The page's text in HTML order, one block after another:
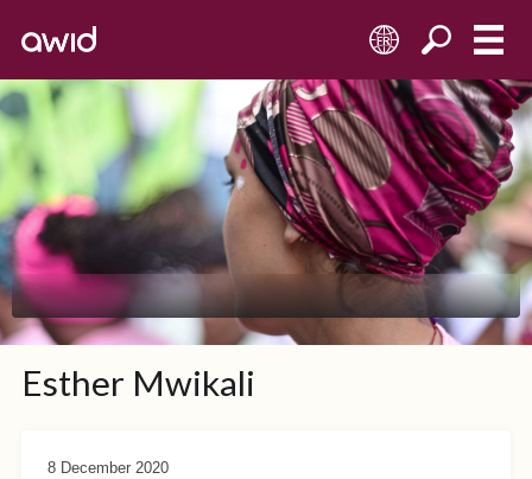
FR
Esther Mwikali
8 December 2020